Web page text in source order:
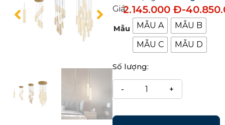
Giá:2.145.000 Đ-
Mẫu MẪU A
MẪU B
MẪU C
MẪU D
Số lượng: